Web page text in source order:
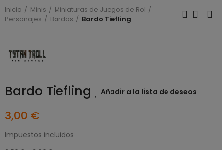
Inicio Minis
Miniaturas de Juegos de Rol
Personajes
Bardos Bardo Tiefling
Bardo Tiefling Añadir a la lista de deseos
3,00 €
Impuestos incluidos